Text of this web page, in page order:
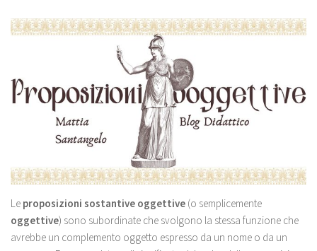
Le proposizioni sostantive oggettive (o semplicemente
oggettive) sono subordinate che svolgono la stessa funzione che
avrebbe un complemento oggetto espresso da un nome o da un